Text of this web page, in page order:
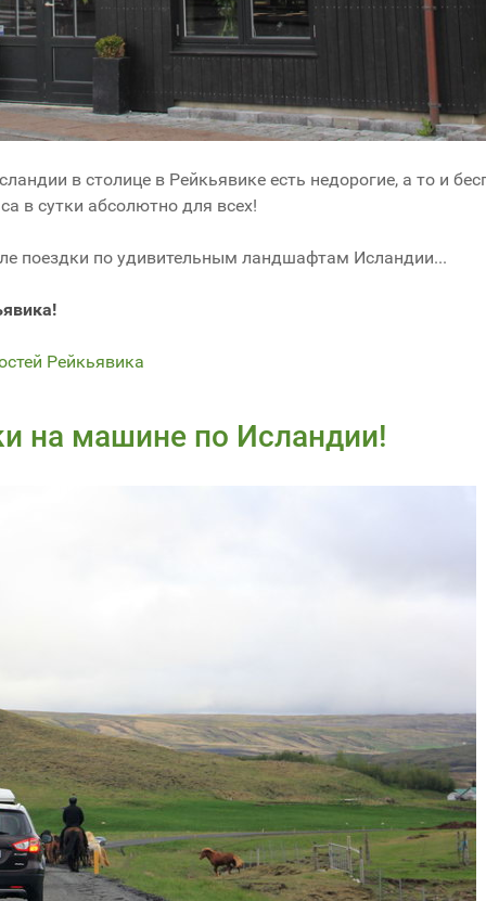
в столице в Рейкьявике есть недорогие, а то и
в сутки абсолютно для всех!
поездки по удивительным ландшафтам Исландии...
Рейкьявика
на машине по Исландии!